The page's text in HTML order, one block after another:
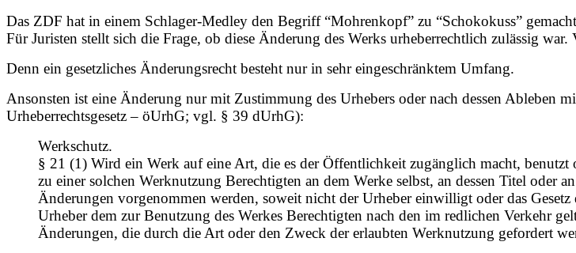
Das ZDF hat in einem Schlager-Medley den Begriff “Mohrenkopf” zu “Schokokuss”
Für Juristen stellt sich die Frage, ob diese Änderung des Werks urheberrechtlich zulässig
Denn ein gesetzliches Änderungsrecht besteht nur in sehr eingeschränktem Umfang.
Ansonsten ist eine Änderung nur mit Zustimmung des Urhebers oder nach dessen Ableben
Urheberrechtsgesetz – öUrhG; vgl. § 39 dUrhG):
Werkschutz.
§ 21 (1) Wird ein Werk auf eine Art, die es der Öffentlichkeit zugänglich macht,
zu einer solchen Werknutzung Berechtigten an dem Werke selbst, an dessen Titel oder
Änderungen vorgenommen werden, soweit nicht der Urheber einwilligt oder das
Urheber dem zur Benutzung des Werkes Berechtigten nach den im redlichen Verkehr
Änderungen, die durch die Art oder den Zweck der erlaubten Werknutzung gefordert